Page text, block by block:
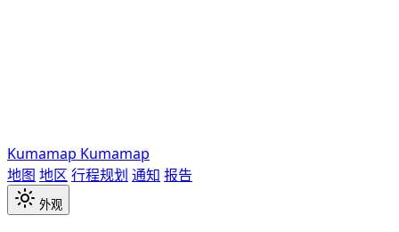
Kumamap Kumamap
地图 地区 行程规划 通知 报告
外观